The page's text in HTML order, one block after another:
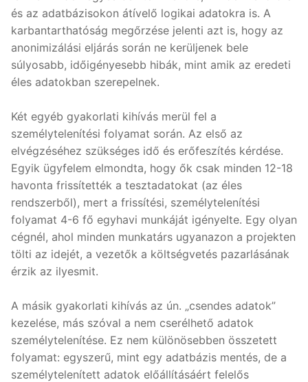
és az adatbázisokon átívelő logikai adatokra is. A
karbantarthatóság megőrzése jelenti azt is, hogy az
anonimizálási eljárás során ne kerüljenek bele
súlyosabb, időigényesebb hibák, mint amik az eredeti
éles adatokban szerepelnek.
Két egyéb gyakorlati kihívás merül fel a
személytelenítési folyamat során. Az első az
elvégzéséhez szükséges idő és erőfeszítés kérdése.
Egyik ügyfelem elmondta, hogy ők csak minden 12-18
havonta frissítették a tesztadatokat (az éles
rendszerből), mert a frissítési, személytelenítési
folyamat 4-6 fő egyhavi munkáját igényelte. Egy olyan
cégnél, ahol minden munkatárs ugyanazon a projekten
tölti az idejét, a vezetők a költségvetés pazarlásának
érzik az ilyesmit.
A másik gyakorlati kihívás az ún. „csendes adatok”
kezelése, más szóval a nem cserélhető adatok
személytelenítése. Ez nem különösebben összetett
folyamat: egyszerű, mint egy adatbázis mentés, de a
személytelenített adatok előállításáért felelős